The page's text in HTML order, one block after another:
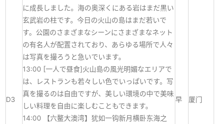
D3
に成長しました。 海の奥深くにある岩はまだ黒い
玄武岩の柱です。 今日の火山の島はまだ若いで
す。公園のさまざまなシーンにさまざまなネット
の有名人が配置されており、あらゆる場所で人々
は写真を撮ろうと急いでいます。
13:00 [一人で昼食]火山島の風光明媚なエリアで
は、レストランも若々しい色でいっぱいです。 写
真を撮るのは自由ですが、美しい環境の中で美味
しい料理を自由に楽しむこともできます。
14:00 【六鳌大澳湾】犹如一钩新月横卧东海之
早 厦门